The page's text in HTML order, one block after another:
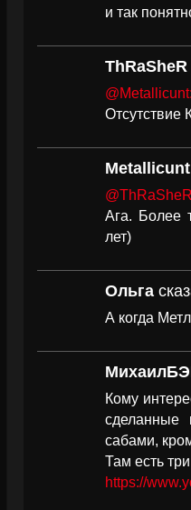
и так
ThRaSheR
@Metallicunt:
Отсутствие
Metallicunt
Ага. Более
лет)
Ольга
А когда
Кому
сделанные
сабами,
Там есть
https://